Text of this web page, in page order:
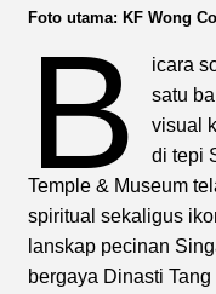
Foto utama: KF Wong
B icara
satu
visual
di tepi
Temple & Museum
spiritual sekaligus
lanskap pecinan
bergaya Dinasti